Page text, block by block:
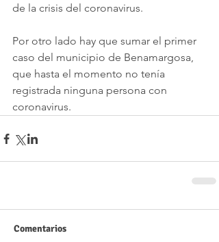
de la crisis del coronavirus.
Por otro lado hay que sumar el primer
caso del municipio de Benamargosa,
que hasta el momento no tenía
registrada ninguna persona con
coronavirus.
Comentarios